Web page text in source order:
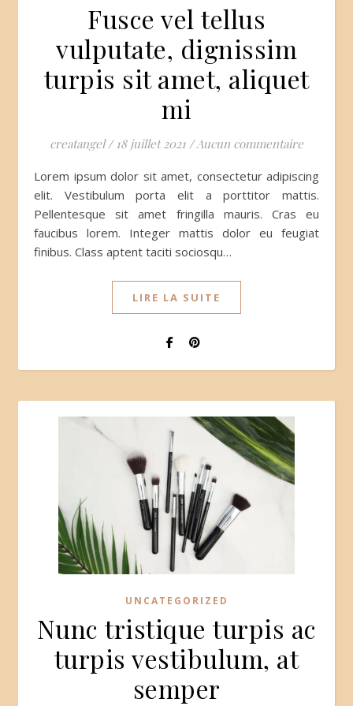
Fusce vel tellus
vulputate, dignissim
turpis sit amet, aliquet
mi
creatangel / 18 juillet 2021 / Aucun commentaire
Lorem ipsum dolor sit amet, consectetur adipiscing
elit. Vestibulum porta elit a porttitor mattis.
Pellentesque sit amet fringilla mauris. Cras eu
faucibus lorem. Integer mattis dolor eu feugiat
finibus. Class aptent taciti sociosqu…
LIRE LA SUITE
UNCATEGORIZED
Nunc tristique turpis ac
turpis vestibulum, at
semper